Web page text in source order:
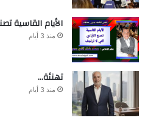
الأيام القاسية
منذ 3 أيام
تهنئة…
منذ 3 أيام